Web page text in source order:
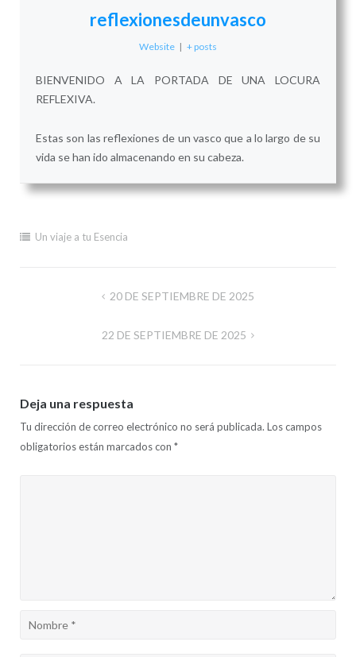
reflexionesdeunvasco
Website | + posts
BIENVENIDO A LA PORTADA DE UNA LOCURA
REFLEXIVA.
Estas son las reflexiones de un vasco que a lo largo de su
vida se han ido almacenando en su cabeza.
Un viaje a tu Esencia
Navegación20 DE SEPTIEMBRE DE 2025
22 DE SEPTIEMBRE DE 2025
Deja una respuesta
Tu dirección de correo electrónico no será publicada. Los campos
obligatorios están marcados con *